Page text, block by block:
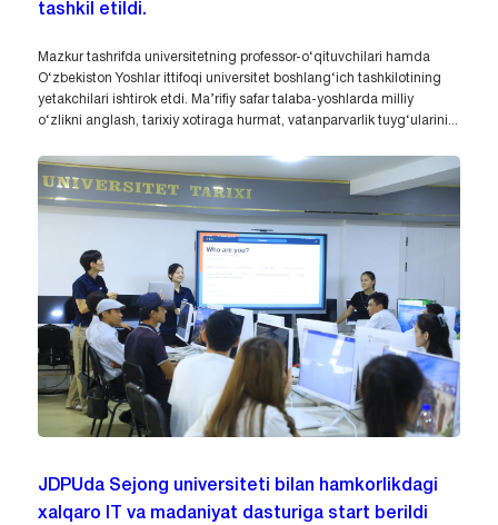
tashkil etildi.
Mazkur tashrifda universitetning professor-o‘qituvchilari hamda
O‘zbekiston Yoshlar ittifoqi universitet boshlang‘ich tashkilotining
yetakchilari ishtirok etdi. Ma’rifiy safar talaba-yoshlarda milliy
o‘zlikni anglash, tarixiy xotiraga hurmat, vatanparvarlik tuyg‘ularini...
JDPUda Sejong universiteti bilan hamkorlikdagi
xalqaro IT va madaniyat dasturiga start berildi